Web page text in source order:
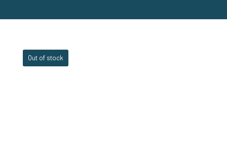
Out of stock